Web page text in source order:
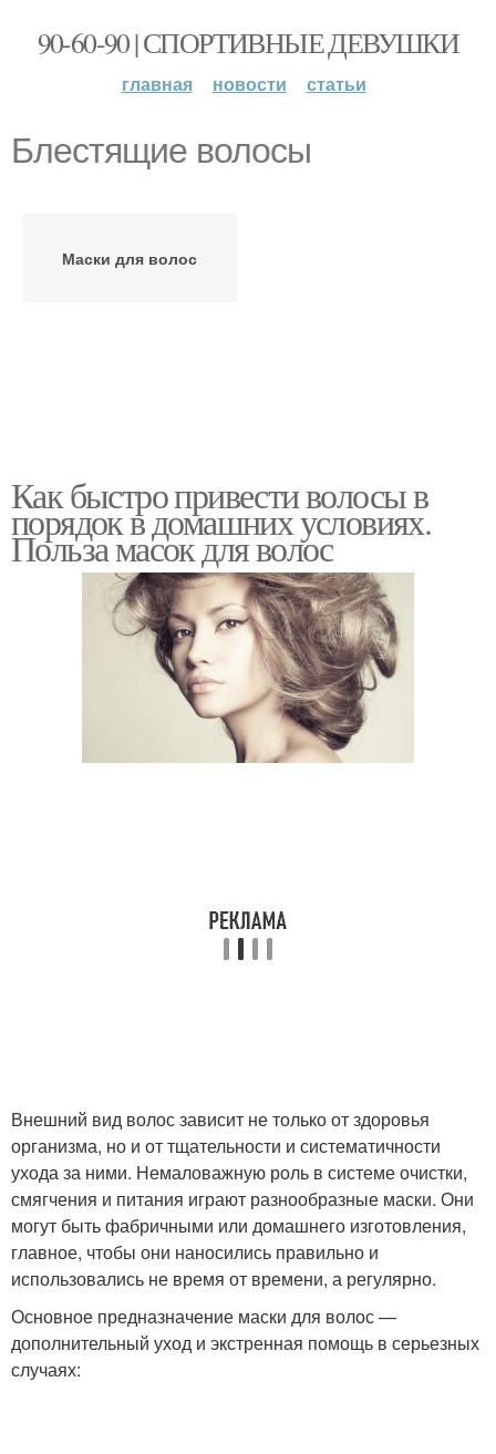
90-60-90 | СПОРТИВНЫЕ ДЕВУШКИ
главная новости статьи
Блестящие волосы
Маски для волос
Как быстро привести волосы в
порядок в домашних условиях.
Польза масок для волос
Внешний вид волос зависит не только от здоровья
организма, но и от тщательности и систематичности
ухода за ними. Немаловажную роль в системе очистки,
смягчения и питания играют разнообразные маски. Они
могут быть фабричными или домашнего изготовления,
главное, чтобы они наносились правильно и
использовались не время от времени, а регулярно.
Основное предназначение маски для волос —
дополнительный уход и экстренная помощь в серьезных
случаях: